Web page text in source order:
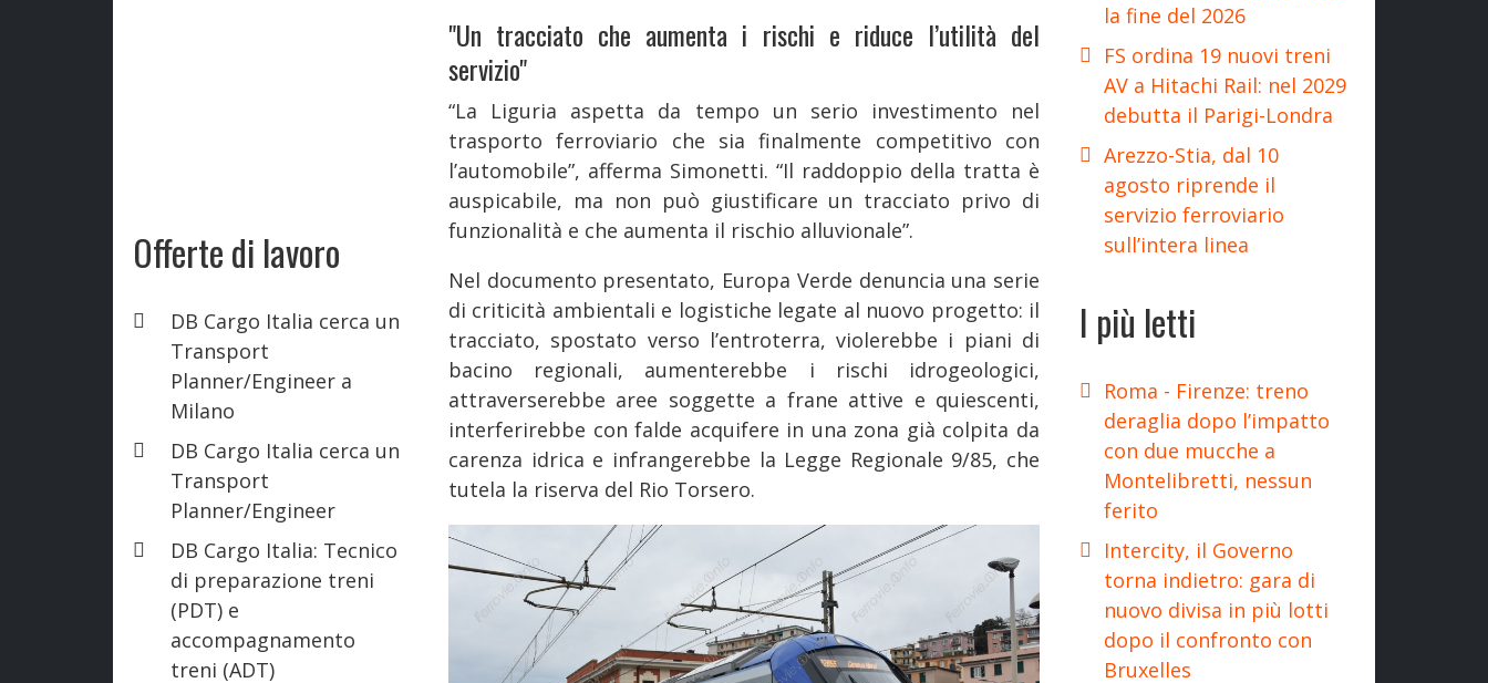
Offerte di lavoro
DB Cargo Italia cerca un
Transport
Planner/Engineer a
Milano
DB Cargo Italia cerca un
Transport
Planner/Engineer
DB Cargo Italia: Tecnico
di preparazione treni
(PDT) e
accompagnamento
treni (ADT)
"Un tracciato che aumenta i rischi e riduce l’utilità del
servizio"
“La Liguria aspetta da tempo un serio investimento nel
trasporto ferroviario che sia finalmente competitivo con
l’automobile”, afferma Simonetti. “Il raddoppio della tratta è
auspicabile, ma non può giustificare un tracciato privo di
funzionalità e che aumenta il rischio alluvionale”.
Nel documento presentato, Europa Verde denuncia una serie
di criticità ambientali e logistiche legate al nuovo progetto: il
tracciato, spostato verso l’entroterra, violerebbe i piani di
bacino regionali, aumenterebbe i rischi idrogeologici,
attraverserebbe aree soggette a frane attive e quiescenti,
interferirebbe con falde acquifere in una zona già colpita da
carenza idrica e infrangerebbe la Legge Regionale 9/85, che
tutela la riserva del Rio Torsero.
la fine del 2026
FS ordina 19 nuovi treni
AV a Hitachi Rail: nel 2029
debutta il Parigi-Londra
Arezzo-Stia, dal 10
agosto riprende il
servizio ferroviario
sull’intera linea
I più letti
Roma - Firenze: treno
deraglia dopo l’impatto
con due mucche a
Montelibretti, nessun
ferito
Intercity, il Governo
torna indietro: gara di
nuovo divisa in più lotti
dopo il confronto con
Bruxelles